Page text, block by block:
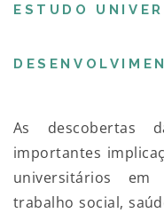
ESTUDO
As descobertas
importantes
universitários em
trabalho social,